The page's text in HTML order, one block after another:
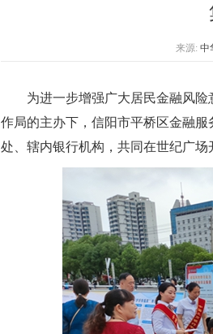
来源: 中
为进一步增强广大居民金融风
作局的主办下，信阳市平桥区金融
处、辖内银行机构，共同在世纪广场